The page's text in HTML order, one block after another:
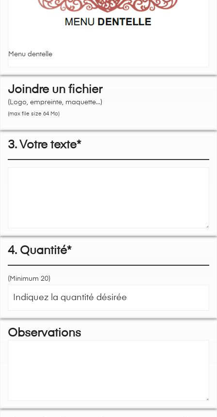
Menu dentelle
Joindre un fichier
(Logo, empreinte, maquette...)
(max file size 64 Mo)
3. Votre texte*
4. Quantité*
(Minimum 20)
Observations